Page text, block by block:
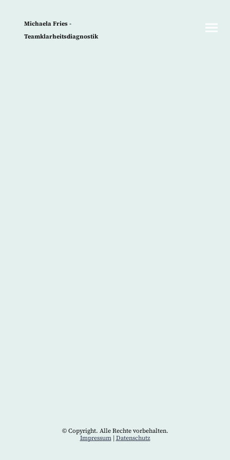
Michaela Fries -
Teamklarheitsdiagnostik
© Copyright. Alle Rechte vorbehalten.
Impressum|Datenschutz